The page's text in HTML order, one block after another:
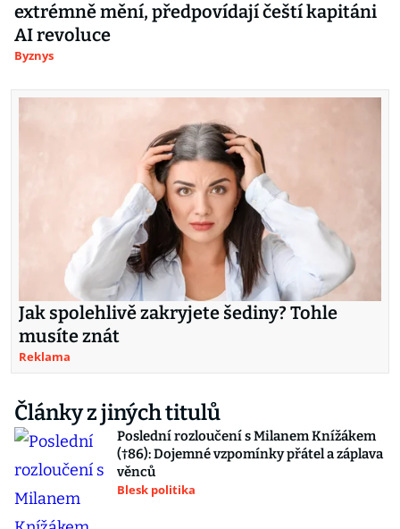
extrémně mění, předpovídají čeští kapitáni
AI revoluce
Byznys
Jak spolehlivě zakryjete šediny? Tohle
musíte znát
Reklama
Články z jiných titulů
Poslední rozloučení s Milanem Knížákem
(†86): Dojemné vzpomínky přátel a záplava
věnců
Blesk politika